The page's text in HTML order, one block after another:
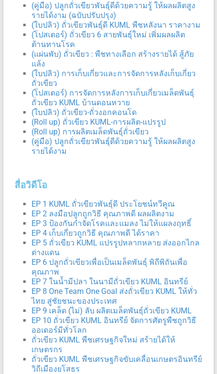
(คู่มือ) ปลูกถั่วเขียวพันธุ์ดีด้วยความรู้ ให้ผลผลิตสูง
รายได้งาม (ฉบับปรับปรุง)
(ใบปลิว) ถั่วเขียวพันธุ์ดี KUML พืชหลังนา ราคางาม
(โปสเตอร์) ถั่วเขียว 6 สายพันธุ์ใหม่ เพิ่มผลผลิต
ต้านทานโรค
(แผ่นพับ) ถั่วเขียว : พืชทางเลือก สร้างรายได้ สู้ภัย
แล้ง
(ใบปลิว) การเก็บเกี่ยวและการจัดการหลังเก็บเกี่ยว
ถั่วเขียว
(โปสเตอร์) การจัดการหลังการเก็บเกี่ยวเมล็ดพันธุ์
ถั่วเขียว KUML บ้านดอนหวาย
(ใบปลิว) ถั่วเขียว-ถั่วงอกคอนโด
(Roll up) ถั่วเขียว KUML-การผลิต-แปรรูป
(Roll up) การผลิตเมล็ดพันธุ์ถั่วเขียว
(คู่มือ) ปลูกถั่วเขียวพันธุ์ดีด้วยความรู้ ให้ผลผลิตสูง
รายได้งาม
สื่อวิดีโอ
EP 1 KUML ถั่วเขียวพันธุ์ดี ประโยชน์ทวีคูณ
EP 2 ลงมือปลูกถูกวิธี คุณภาพดี ผลผลิตงาม
EP 3 ป้องกันกำจัดโรคและแมลง ไม่ให้แผลงฤทธิ์
EP 4 เก็บเกี่ยวถูกวิธี คุณภาพดี ได้ราคา
EP 5 ถั่วเขียว KUML แปรรูปหลากหลาย ส่งออกไกล
ต่างแดน
EP 6 ปลูกถั่วเขียวเพื่อเป็นเมล็ดพันธุ์ พิถีพิถันเพื่อ
คุณภาพ
EP 7 ในน้ำมีปลา ในนามีถั่วเขียว KUML อินทรีย์
EP 8 One Team One Goal ส่งถั่วเขียว KUML ให้ทั่ว
ไทย สู่ชัยชนะของประเทศ
EP 9 เคล็ด (ไม่) ลับ ผลิตเมล็ดพันธุ์ถั่วเขียว KUML
EP 10 ถั่วเขียว KUML อินทรีย์ จัดการศัตรูพืชถูกวิธี
ออเดอร์มีทั่วโลก
ถั่วเขียว KUML พืชเศรษฐกิจใหม่ สร้ายได้ให้
เกษตรกร
ถั่วเขียว KUML พืชเศรษฐกิจขับเคลื่อนเกษตรอินทรีย์
วิถีเมืองยโสธร